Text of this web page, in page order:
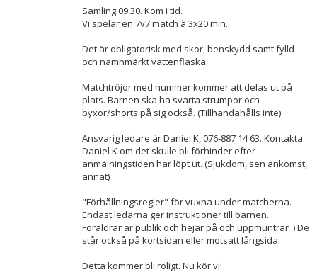
Samling 09:30. Kom i tid.
Vi spelar en 7v7 match à 3x20 min.
Det är obligatorisk med skor, benskydd samt fylld
och namnmärkt vattenflaska.
Matchtröjor med nummer kommer att delas ut på
plats. Barnen ska ha svarta strumpor och
byxor/shorts på sig också. (Tillhandahålls inte)
Ansvarig ledare är Daniel K, 076-887 14 63. Kontakta
Daniel K om det skulle bli förhinder efter
anmälningstiden har löpt ut. (Sjukdom, sen ankomst,
annat)
"Förhållningsregler" för vuxna under matcherna.
Endast ledarna ger instruktioner till barnen.
Föräldrar är publik och hejar på och uppmuntrar :) De
står också på kortsidan eller motsatt långsida.
Detta kommer bli roligt. Nu kör vi!